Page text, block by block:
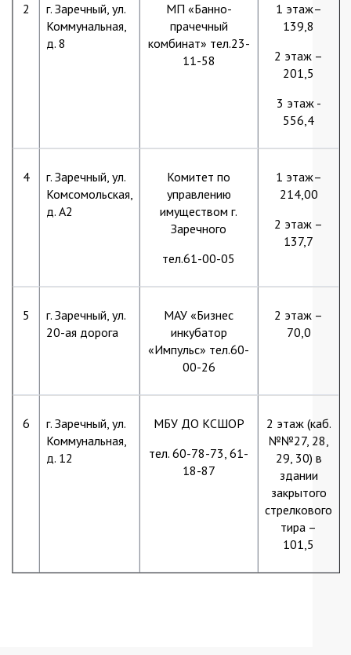
2
г. Заречный, ул.
Коммунальная,
д. 8
МП «Банно-
прачечный
комбинат» тел.23-
11-58
1 этаж–
139,8
2 этаж –
201,5
3 этаж -
556,4
4
г. Заречный, ул.
Комсомольская,
д. А2
Комитет по
управлению
имуществом г.
Заречного
тел.61-00-05
1 этаж–
214,00
2 этаж –
137,7
5
г. Заречный, ул.
20-ая дорога
МАУ «Бизнес
инкубатор
«Импульс» тел.60-
00-26
2 этаж –
70,0
6
г. Заречный, ул.
Коммунальная,
д. 12
МБУ ДО КСШОР
тел. 60-78-73, 61-
18-87
2 этаж (каб.
№№27, 28,
29, 30) в
здании
закрытого
стрелкового
тира –
101,5